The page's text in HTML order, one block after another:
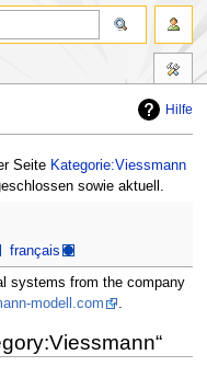
Hilfe
Seite Kategorie:Viessmann
sowie aktuell.
français
systems from the company
modell.com .